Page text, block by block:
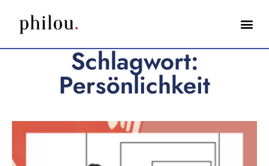
Schlagwort:
Persönlichkeit